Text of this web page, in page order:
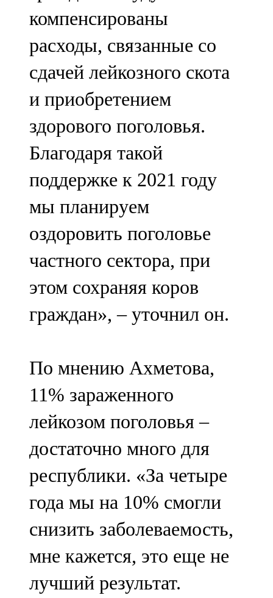
компенсированы
расходы, связанные со
сдачей лейкозного скота
и приобретением
здорового поголовья.
Благодаря такой
поддержке к 2021 году
мы планируем
оздоровить поголовье
частного сектора, при
этом сохраняя коров
граждан», – уточнил он.
По мнению Ахметова,
11% зараженного
лейкозом поголовья –
достаточно много для
республики. «За четыре
года мы на 10% смогли
снизить заболеваемость,
мне кажется, это еще не
лучший результат.